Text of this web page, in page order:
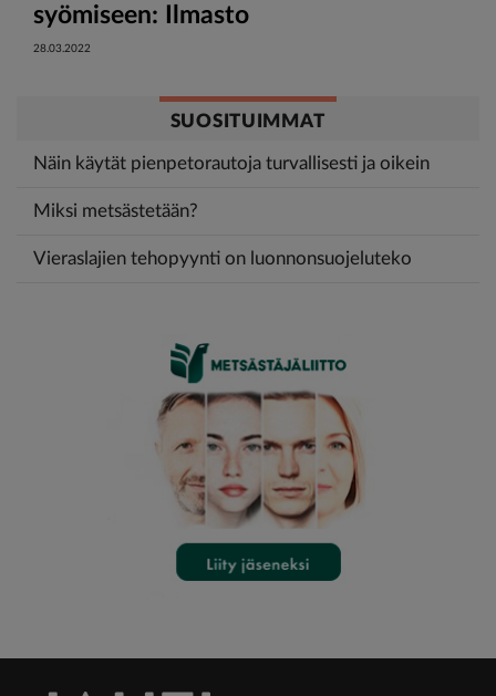
syömiseen: Ilmasto
28.03.2022
SUOSITUIMMAT
Näin käytät pienpetorautoja turvallisesti ja oikein
Miksi metsästetään?
Vieraslajien tehopyynti on luonnonsuojeluteko